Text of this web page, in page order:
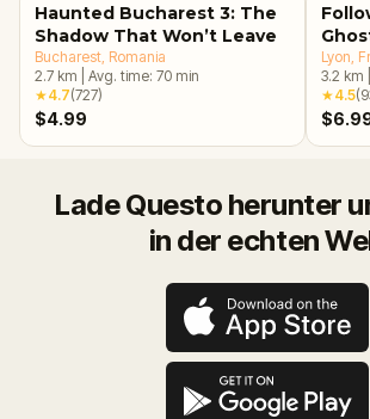
Haunted Bucharest 3: The
Shadow That Won’t Leave
Bucharest , Romania
2.7 km Avg. time: 70 min
★4.7(727)
$4.99
Lyon ,
3.2 km
★4.5(
Lade Questo herunter
in der echten